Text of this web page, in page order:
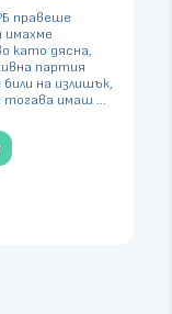
правеше
като дясна,
партия
били на излишък,
тогава имаш ...